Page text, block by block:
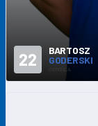
22
BARTOSZ
GODERSKI
OBROŃCA